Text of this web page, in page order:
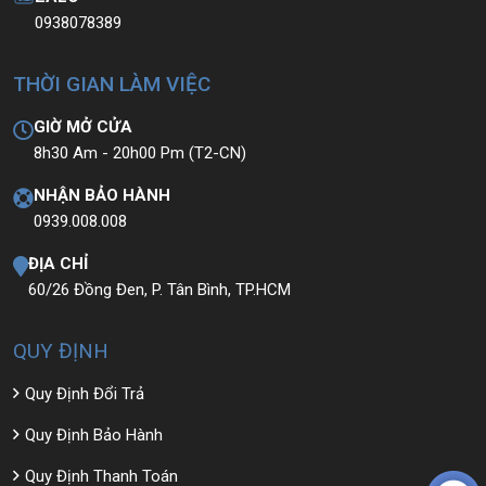
0938078389
THỜI GIAN LÀM VIỆC
GIỜ MỞ CỬA
8h30 Am - 20h00 Pm (T2-CN)
NHẬN BẢO HÀNH
0939.008.008
ĐỊA CHỈ
60/26 Đồng Đen, P. Tân Bình, TP.HCM
QUY ĐỊNH
Quy Định Đổi Trả
Quy Định Bảo Hành
Quy Định Thanh Toán